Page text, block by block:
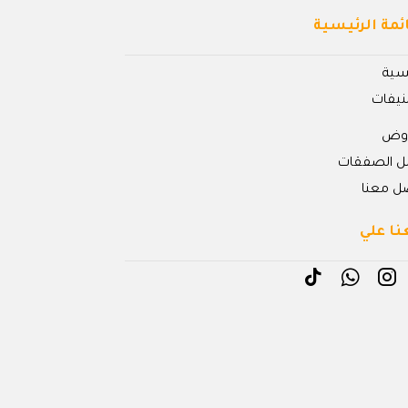
الرئيسية
الصفقات
معنا
علي